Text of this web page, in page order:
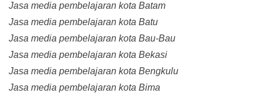
Jasa media pembelajaran kota Batam
Jasa media pembelajaran kota Batu
Jasa media pembelajaran kota Bau-Bau
Jasa media pembelajaran kota Bekasi
Jasa media pembelajaran kota Bengkulu
Jasa media pembelajaran kota Bima